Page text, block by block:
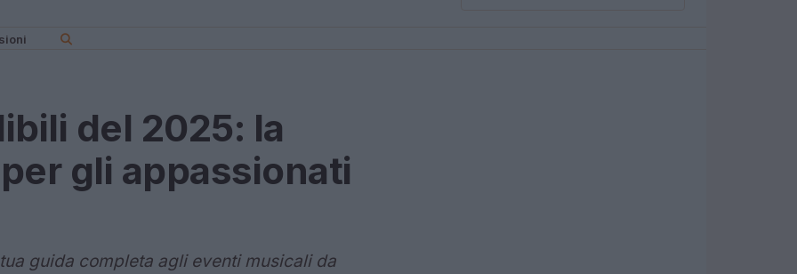
del 2025: la
gli appassionati
guida completa agli eventi musicali da